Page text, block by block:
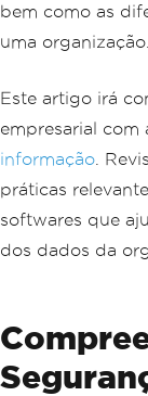
bem como as
uma organização.
Este artigo irá
empresarial com
informação .
práticas
softwares que
dos dados da